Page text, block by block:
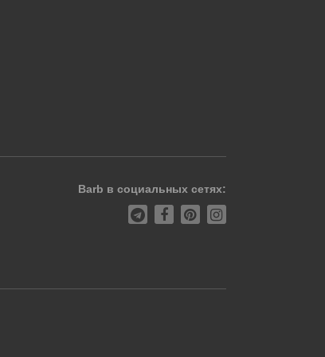
Barb в социальных сетях: